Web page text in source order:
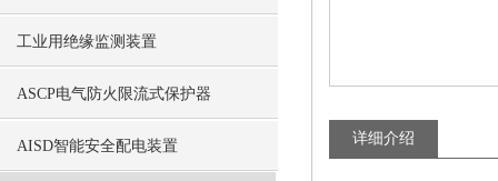
工业用绝缘监测装置
ASCP电气防火限流式保护器
AISD智能安全配电装置 详细介绍